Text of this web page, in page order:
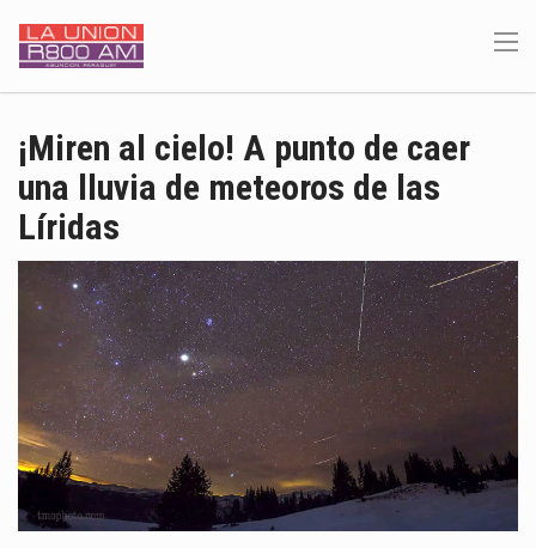
¡Miren al cielo! A punto de caer
una lluvia de meteoros de las
Líridas